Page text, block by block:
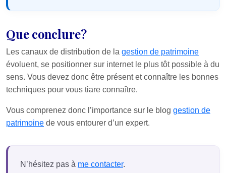
Que conclure?
Les canaux de distribution de la gestion de patrimoine
évoluent, se positionner sur internet le plus tôt possible à du
sens. Vous devez donc être présent et connaître les bonnes
techniques pour vous tiare connaître.
Vous comprenez donc l’importance sur le blog gestion de
patrimoine de vous entourer d’un expert.
N’hésitez pas à me contacter.